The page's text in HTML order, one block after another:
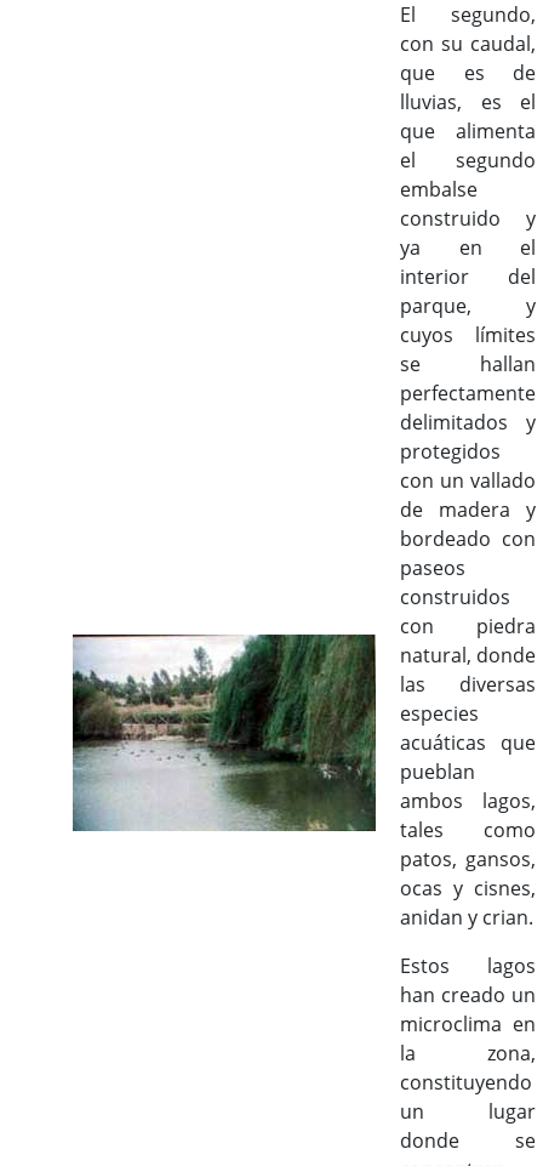
El segundo,
con su caudal,
que es de
lluvias, es el
que alimenta
el segundo
embalse
construido y
ya en el
interior del
parque, y
cuyos límites
se hallan
perfectamente
delimitados y
protegidos
con un vallado
de madera y
bordeado con
paseos
construidos
con piedra
natural, donde
las diversas
especies
acuáticas que
pueblan
ambos lagos,
tales como
patos, gansos,
ocas y cisnes,
anidan y crian.
Estos lagos
han creado un
microclima en
la zona,
constituyendo
un lugar
donde se